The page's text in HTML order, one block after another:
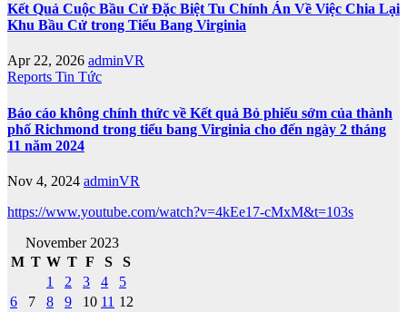
Kết Quả Cuộc Bầu Cử Đặc Biệt Tu Chính Án Về Việc Chia Lại
Khu Bầu Cử trong Tiểu Bang Virginia
Apr 22, 2026 adminVR
Reports Tin Tức
Báo cáo không chính thức về Kết quả Bỏ phiếu sớm của thành
phố Richmond trong tiểu bang Virginia cho đến ngày 2 tháng
11 năm 2024
Nov 4, 2024 adminVR
https://www.youtube.com/watch?v=4kEe17-cMxM&t=103s
November 2023
M T W T F S
S
1
2 3 4
5
6
7 8 9 10 11 12